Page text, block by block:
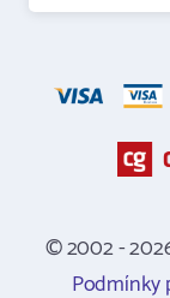
© 2002 -
Podmínky